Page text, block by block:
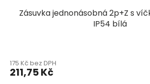
Zásuvka jednonásobná 2p+Z s
IP54 bílá
175 Kč bez DPH
211,75 Kč